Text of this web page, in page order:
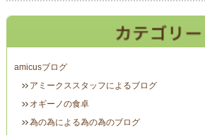
amicusブログ
アミークススタッフによるブログ
オギーノの食卓
為の為による為の為のブログ